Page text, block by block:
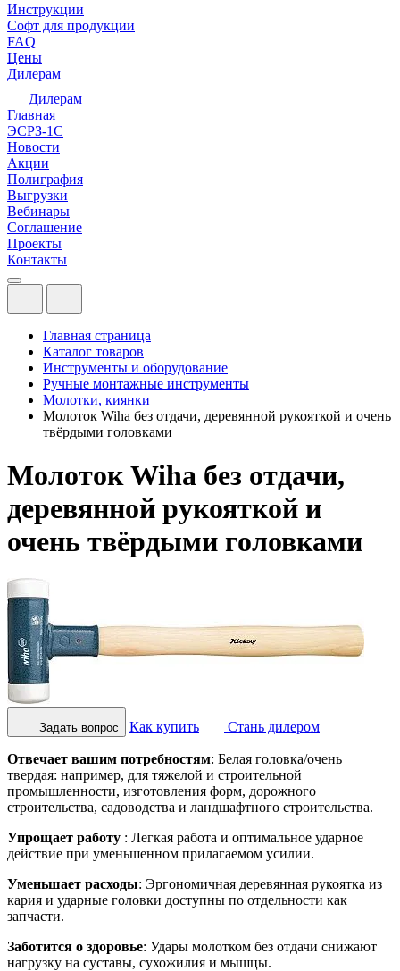
Инструкции
Софт для продукции
FAQ
Цены
Дилерам
Дилерам
Главная
ЭСРЗ-1С
Новости
Акции
Полиграфия
Выгрузки
Вебинары
Соглашение
Проекты
Контакты
Главная страница
Каталог товаров
Инструменты и оборудование
Ручные монтажные инструменты
Молотки, киянки
Молоток Wiha без отдачи, деревянной рукояткой и очень
твёрдыми головками
Молоток Wiha без отдачи,
деревянной рукояткой и
очень твёрдыми головками
Задать вопрос Как купить Стань дилером
Отвечает вашим потребностям: Белая головка/очень
твердая: например, для тяжелой и строительной
промышленности, изготовления форм, дорожного
строительства, садоводства и ландшафтного строительства.
Упрощает работу : Легкая работа и оптимальное ударное
действие при уменьшенном прилагаемом усилии.
Уменьшает расходы: Эргономичная деревянная рукоятка из
кария и ударные головки доступны по отдельности как
запчасти.
Заботится о здоровье: Удары молотком без отдачи снижают
нагрузку на суставы, сухожилия и мышцы.